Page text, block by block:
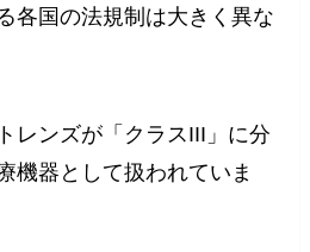
各国の法規制は大きく異な
レンズが「クラスIII」に分
機器として扱われていま